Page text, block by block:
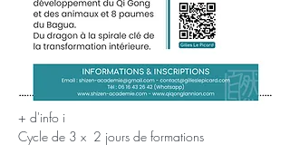
+ d'info i
Cycle de 3 x  2 jours de formations